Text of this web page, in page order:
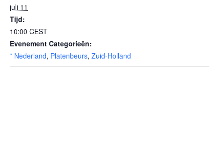
juli 11
Tijd:
10:00 CEST
Evenement Categorieën:
* Nederland, Platenbeurs, Zuid-Holland